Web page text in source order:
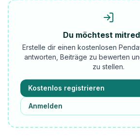
Du möchtest
Erstelle dir einen kostenlosen
antworten, Beiträge zu bewerten
zu stellen.
Kostenlos registrieren
Anmelden